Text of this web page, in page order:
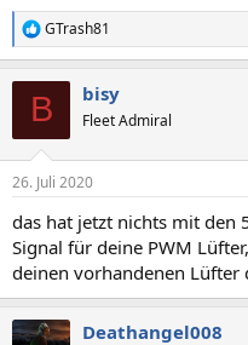
R
e
e
:
GTrash81
B bisy
Fleet Admiral
26. Juli 2020
das hat jetzt nichts mit den
Signal für deine PWM
deinen vorhandenen Lüfter
Deathangel008